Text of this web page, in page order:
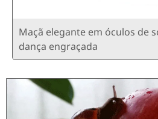
Maçã elegante em óculos de
dança engraçada